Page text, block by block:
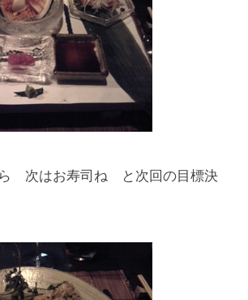
次はお寿司ね と次回の目標決